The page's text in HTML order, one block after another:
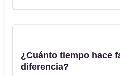
¿Cuánto tiempo hace
diferencia?